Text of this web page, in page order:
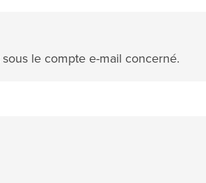
sous le compte e-mail concerné.